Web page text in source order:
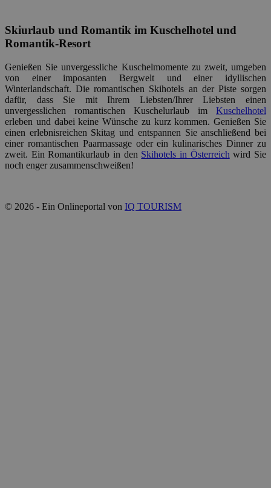
Skiurlaub und Romantik im Kuschelhotel und
Romantik-Resort
Genießen Sie unvergessliche Kuschelmomente zu zweit, umgeben
von einer imposanten Bergwelt und einer idyllischen
Winterlandschaft. Die romantischen Skihotels an der Piste sorgen
dafür, dass Sie mit Ihrem Liebsten/Ihrer Liebsten einen
unvergesslichen romantischen Kuschelurlaub im Kuschelhotel
erleben und dabei keine Wünsche zu kurz kommen. Genießen Sie
einen erlebnisreichen Skitag und entspannen Sie anschließend bei
einer romantischen Paarmassage oder ein kulinarisches Dinner zu
zweit. Ein Romantikurlaub in den Skihotels in Österreich wird Sie
noch enger zusammenschweißen!
© 2026 - Ein Onlineportal von IQ TOURISM